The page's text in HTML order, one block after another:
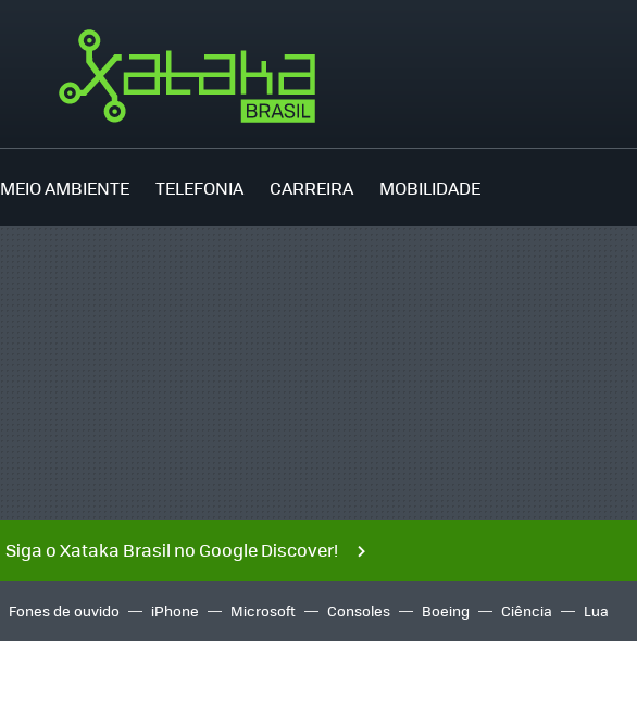
MEIO AMBIENTE TELEFONIA CARREIRA MOBILIDADE
Siga o Xataka Brasil no Google Discover!
Fones de ouvido iPhone Microsoft Consoles Boeing Ciência Lua